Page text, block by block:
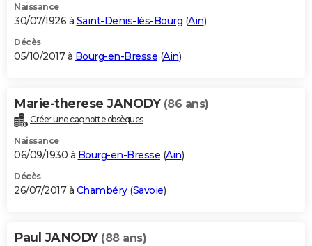
Naissance
30/07/1926 à Saint-Denis-lès-Bourg (Ain)
Décès
05/10/2017 à Bourg-en-Bresse (Ain)
Marie-therese JANODY (86 ans)
Créer une cagnotte obsèques
Naissance
06/09/1930 à Bourg-en-Bresse (Ain)
Décès
26/07/2017 à Chambéry(Savoie)
Paul JANODY (88 ans)